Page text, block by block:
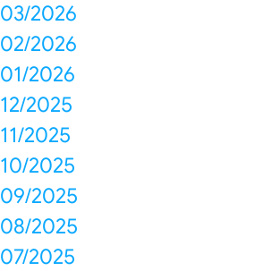
03/2026
02/2026
01/2026
12/2025
11/2025
10/2025
09/2025
08/2025
07/2025